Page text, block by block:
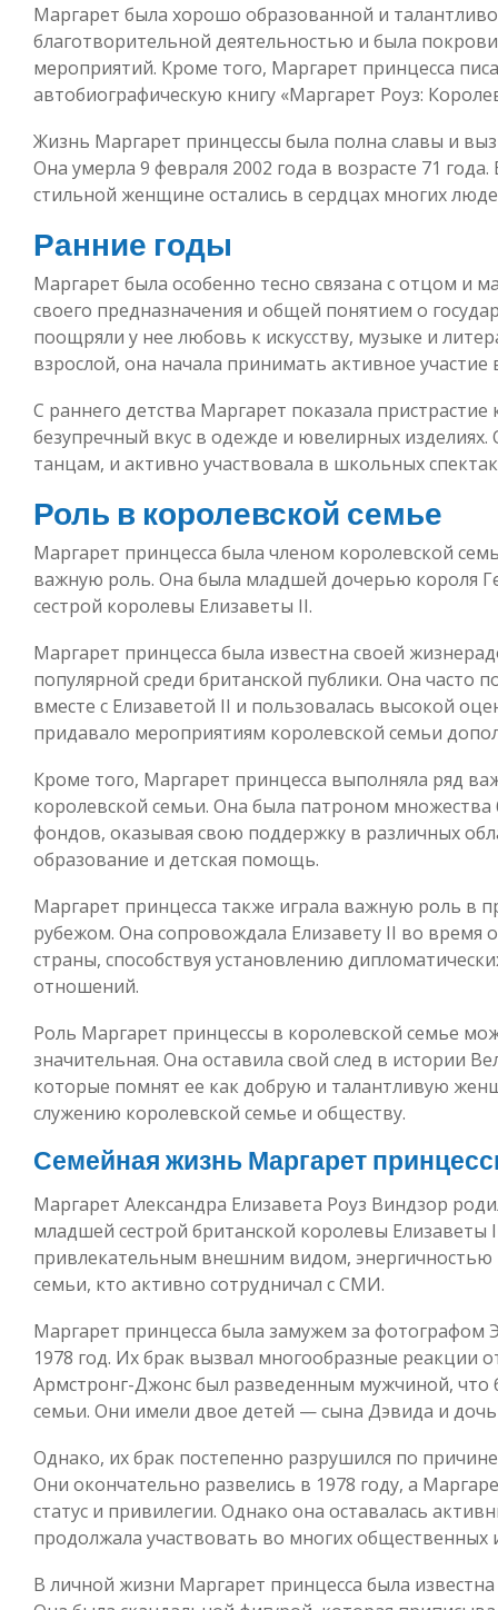
Маргарет была хорошо образованной и
благотворительной деятельностью и была
мероприятий. Кроме того, Маргарет принцесса
автобиографическую книгу «Маргарет Роуз:
Жизнь Маргарет принцессы была полна славы и
Она умерла 9 февраля 2002 года в возрасте 71
стильной женщине остались в сердцах многих
Ранние годы
Маргарет была особенно тесно связана с отцом и
своего предназначения и общей понятием о
поощряли у нее любовь к искусству, музыке и
взрослой, она начала принимать активное
С раннего детства Маргарет показала
безупречный вкус в одежде и ювелирных изделиях.
танцам, и активно участвовала в школьных
Роль в королевской семье
Маргарет принцесса была членом королевской
важную роль. Она была младшей дочерью короля
сестрой королевы Елизаветы II.
Маргарет принцесса была известна своей
популярной среди британской публики. Она часто
вместе с Елизаветой II и пользовалась высокой
придавало мероприятиям королевской семьи
Кроме того, Маргарет принцесса выполняла ряд
королевской семьи. Она была патроном
фондов, оказывая свою поддержку в различных
образование и детская помощь.
Маргарет принцесса также играла важную роль в
рубежом. Она сопровождала Елизавету II во время
страны, способствуя установлению
отношений.
Роль Маргарет принцессы в королевской семье
значительная. Она оставила свой след в истории
которые помнят ее как добрую и талантливую
служению королевской семье и обществу.
Семейная жизнь Маргарет
Маргарет Александра Елизавета Роуз Виндзор
младшей сестрой британской королевы Елизаветы
привлекательным внешним видом,
семьи, кто активно сотрудничал с СМИ.
Маргарет принцесса была замужем за фотографом
1978 год. Их брак вызвал многообразные реакции
Армстронг-Джонс был разведенным мужчиной, что
семьи. Они имели двое детей — сына Дэвида и дочь
Однако, их брак постепенно разрушился по
Они окончательно развелись в 1978 году, а
статус и привилегии. Однако она оставалась
продолжала участвовать во многих общественных
В личной жизни Маргарет принцесса была